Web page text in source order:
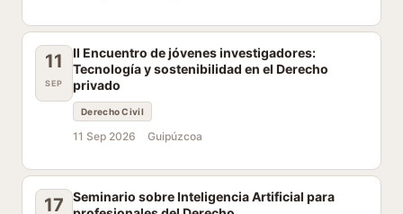
11
SEP
II Encuentro de jóvenes investigadores:
Tecnología y sostenibilidad en el Derecho
privado
Derecho Civil
11 Sep 2026 Guipúzcoa
17
Seminario sobre Inteligencia Artificial para